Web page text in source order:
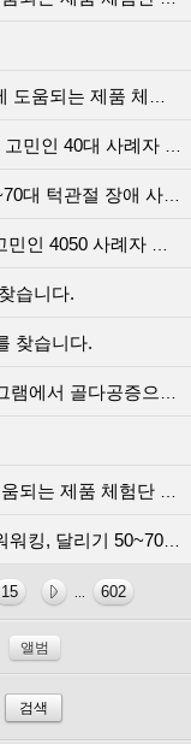
제품 체험단 모십니다
40대 사례자 모십니다
애 사례자분 모집합니다!
자 모십니다 (3월 12일)
습니다.
찾습니다.
경험이 있는 사례자 분을 찾습니다
제품 체험단 모십니다
대 사례자분 모집합니다!
15 ... 602
앨범
검색